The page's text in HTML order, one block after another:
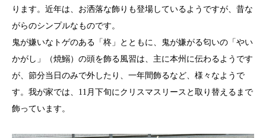
ります。近年は、お洒落な飾りも登場しているようですが、昔な
がらのシンプルなものです。
鬼が嫌いなトゲのある「柊」とともに、鬼が嫌がる匂いの「やい
かがし」（焼鰯）の頭を飾る風習は、主に本州に伝わるようです
が、節分当日のみで外したり、一年間飾るなど、様々なようで
す。我が家では、11月下旬にクリスマスリースと取り替えるまで
飾っています。